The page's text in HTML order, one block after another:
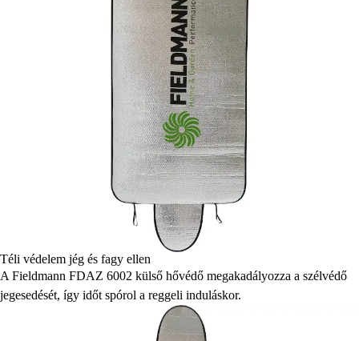
Téli védelem jég és fagy ellen
A Fieldmann FDAZ 6002 külső hővédő megakadályozza a szélvédő
jegesedését, így időt spórol a reggeli induláskor.